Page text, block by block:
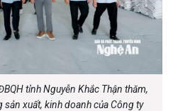
tỉnh Nguyễn Khắc Thận thăm,
xuất, kinh doanh của Công ty